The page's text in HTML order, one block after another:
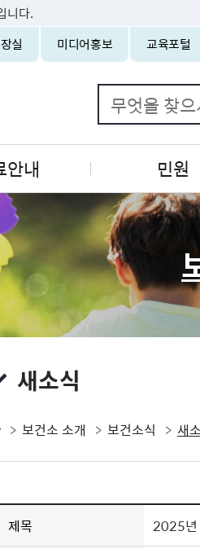
니다.
실 미디어홍보 교육포털
안내 민원
새소식
보건소 소개 보건소식 새
제목 2025년